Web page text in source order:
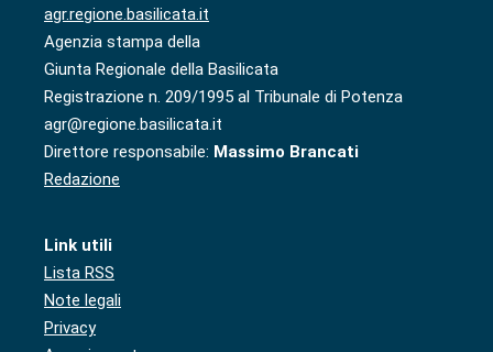
agr.regione.basilicata.it
Agenzia stampa della
Giunta Regionale della Basilicata
Registrazione n. 209/1995 al Tribunale di Potenza
agr@regione.basilicata.it
Direttore responsabile: Massimo Brancati
Redazione
Link utili
Lista RSS
Note legali
Privacy